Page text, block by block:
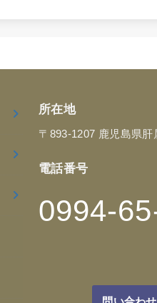
所在地
〒893-1207 鹿児島県
電話番号
0994-